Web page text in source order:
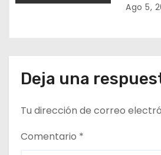
d
a
s
Ago 5,
Deja una
Tu dirección de correo
Comentario *